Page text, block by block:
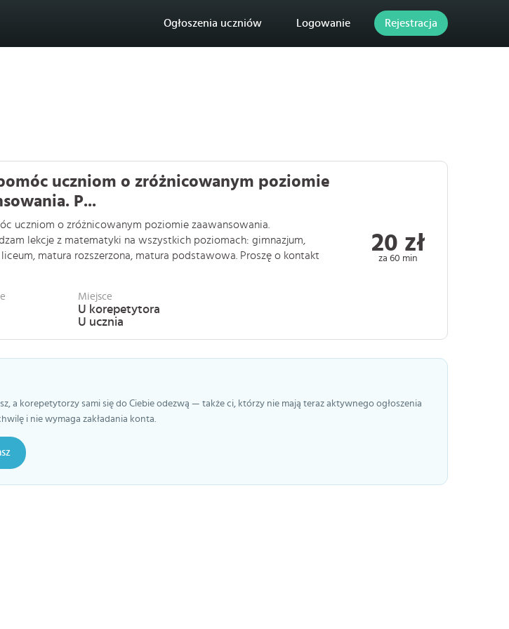
Ogłoszenia uczniów Logowanie Rejestracja
uczniom o zróżnicowanym poziomie
P...
uczniom o zróżnicowanym poziomie zaawansowania.
lekcje z matematyki na wszystkich poziomach: gimnazjum,
matura rozszerzona, matura podstawowa. Proszę o kontakt
Miejsce
U korepetytora
U ucznia
20 zł
za 60 min
a korepetytorzy sami się do Ciebie odezwą — także ci, którzy nie mają teraz aktywnego ogłoszenia
i nie wymaga zakładania konta.